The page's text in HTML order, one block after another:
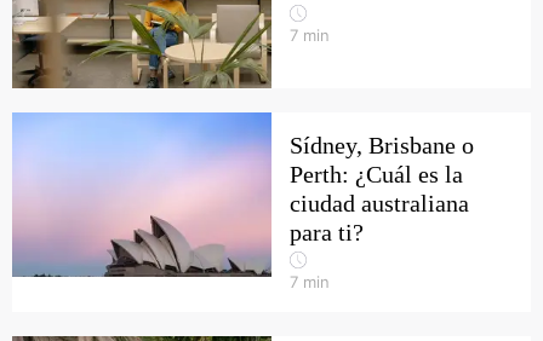
7 min
Sídney, Brisbane o
Perth: ¿Cuál es la
ciudad australiana
para ti?
7 min